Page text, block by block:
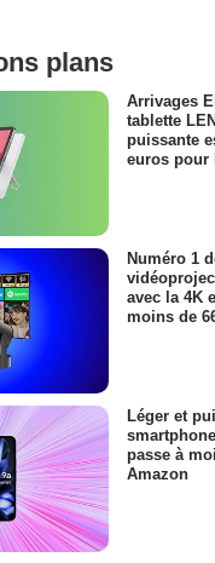
plans
Arrivages
tablette
puissante
euros pour
Numéro 1
avec la 4K
moins de
Léger et
passe à
Amazon